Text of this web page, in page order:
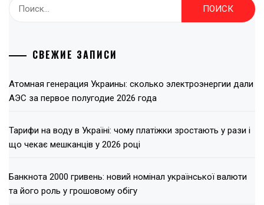
СВЕЖИЕ ЗАПИСИ
Атомная генерация Украины: сколько электроэнергии дали
АЭС за первое полугодие 2026 года
Тарифи на воду в Україні: чому платіжки зростають у рази і
що чекає мешканців у 2026 році
Банкнота 2000 гривень: новий номінал української валюти
та його роль у грошовому обігу